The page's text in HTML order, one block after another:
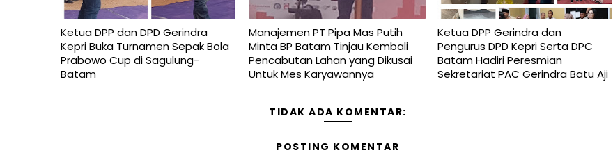
Ketua DPP dan DPD Gerindra
Kepri Buka Turnamen Sepak Bola
Prabowo Cup di Sagulung-
Batam
Manajemen PT Pipa Mas Putih
Minta BP Batam Tinjau Kembali
Pencabutan Lahan yang Dikusai
Untuk Mes Karyawannya
Ketua DPP Gerindra dan
Pengurus DPD Kepri Serta DPC
Batam Hadiri Peresmian
Sekretariat PAC Gerindra Batu Aji
TIDAK ADA KOMENTAR:
POSTING KOMENTAR